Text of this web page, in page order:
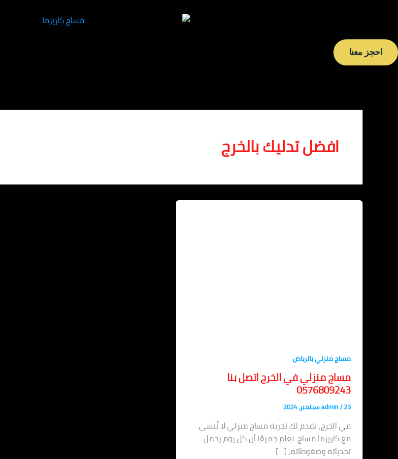
احجز معنا
افضل تدليك بالخرج
مساج منزلي بالرياض
مساج منزلي في الخرج اتصل بنا
0576809243
admin/23 سبتمبر، 2024
في الخرج، نقدم لك تجربة مساج منزلي لا تُنسى
مع كاريزما مساج. نعلم جميعًا أن كل يوم يحمل
تحدياته وضغوطاته، […]